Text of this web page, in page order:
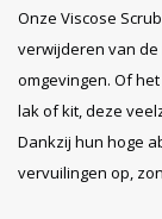
Onze Viscose
verwijderen van
omgevingen. Of
lak of kit, deze
Dankzij hun hoge
vervuilingen op,